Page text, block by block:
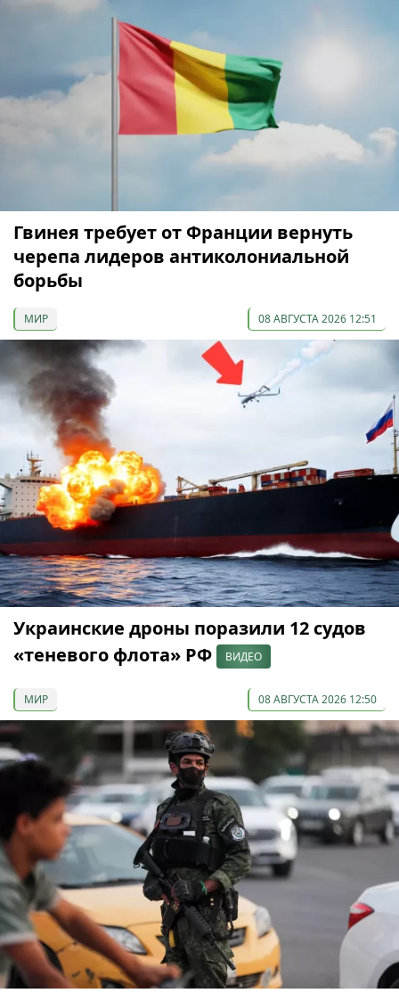
Гвинея требует от Франции вернуть
черепа лидеров антиколониальной
борьбы
МИР 08 АВГУСТА 2026 12:51
Украинские дроны поразили 12 судов
«теневого флота» РФ
ВИДЕО
МИР 08 АВГУСТА 2026 12:50